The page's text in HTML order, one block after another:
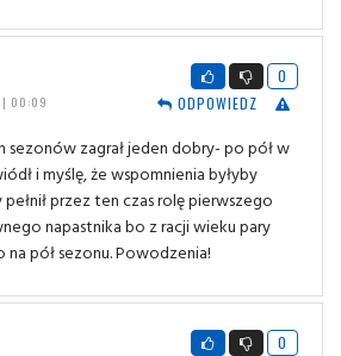
| 00:09
0
ODPOWIEDZ
sezonów zagrał jeden dobry- po pół w
i myślę, że wspomnienia byłyby
przez ten czas rolę pierwszego
napastnika bo z racji wieku pary
na pół sezonu. Powodzenia!
0